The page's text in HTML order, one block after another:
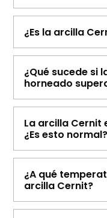
¿Es la arcilla
¿Qué sucede si
horneado
La arcilla Cernit
¿Es esto normal?
¿A qué
arcilla Cernit?